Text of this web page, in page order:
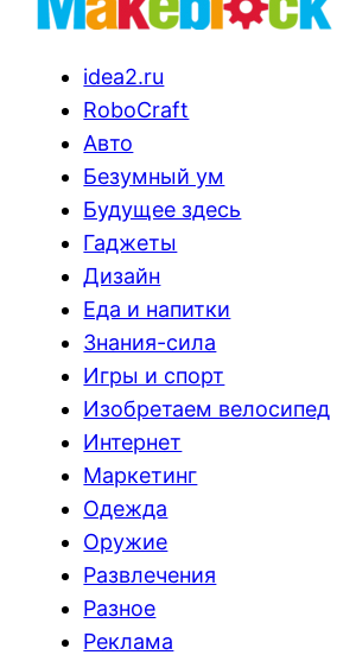
idea2.ru
RoboCraft
Авто
Безумный ум
Будущее здесь
Гаджеты
Дизайн
Еда и напитки
Знания-сила
Игры и спорт
Изобретаем велосипед
Интернет
Маркетинг
Одежда
Оружие
Развлечения
Разное
Реклама